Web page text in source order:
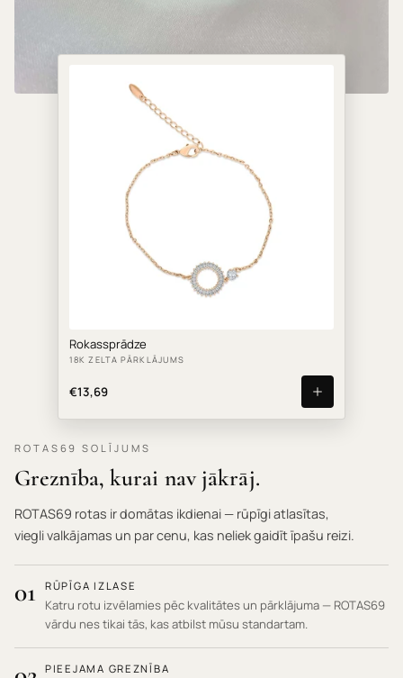
Rokassprādze
18K ZELTA PĀRKLĀJUMS
€13,69
ROTAS69 SOLĪJUMS
Greznība, kurai nav jākrāj.
ROTAS69 rotas ir domātas ikdienai — rūpīgi atlasītas,
viegli valkājamas un par cenu, kas neliek gaidīt īpašu reizi.
01 RŪPĪGA IZLASE
Katru rotu izvēlamies pēc kvalitātes un pārklājuma — ROTAS69
vārdu nes tikai tās, kas atbilst mūsu standartam.
PIEEJAMA GREZNĪBA